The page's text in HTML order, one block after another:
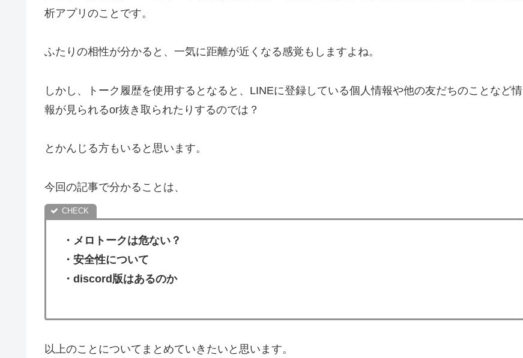
析アプリのことです。
ふたりの相性が分かると、一気に距離が近くなる感覚もしますよね。
しかし、トーク履歴を使用するとなると、LINEに登録している個人情報や他の友だちのことなど情
報が見られるor抜き取られたりするのでは？
とかんじる方もいると思います。
今回の記事で分かることは、
・メロトークは危ない？
・安全性について
・discord版はあるのか
以上のことについてまとめていきたいと思います。